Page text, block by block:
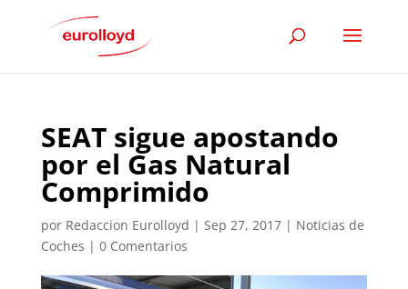
SEAT sigue apostando
por el Gas Natural
Comprimido
por Redaccion Eurolloyd | Sep 27, 2017| Noticias de
Coches | 0 Comentarios